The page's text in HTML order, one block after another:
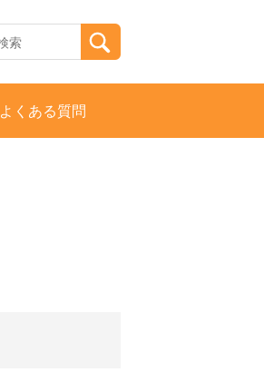
よくある質問